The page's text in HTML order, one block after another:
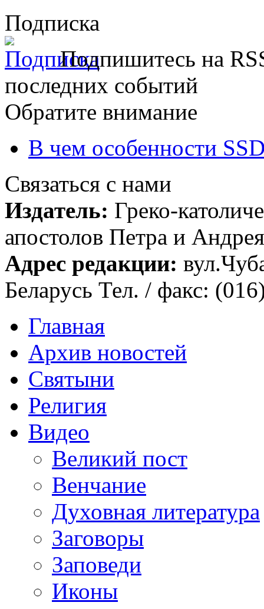
Подписка
Подпишитесь на
последних событий
Обратите внимание
В чем особенности
Связаться с нами
Издатель: Греко-
апостолов Петра и
Адрес редакции:
Беларусь Тел. / факс:
Главная
Архив новостей
Святыни
Религия
Видео
Великий пост
Венчание
Духовная литература
Заговоры
Заповеди
Иконы